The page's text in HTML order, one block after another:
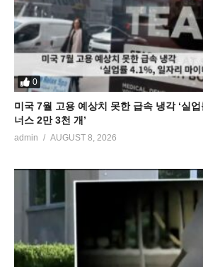
0
미국 7월 고용 예상치 못한 급속 냉각 ‘실
너스 2만 3천 개’
admin AUGUST 8, 2026